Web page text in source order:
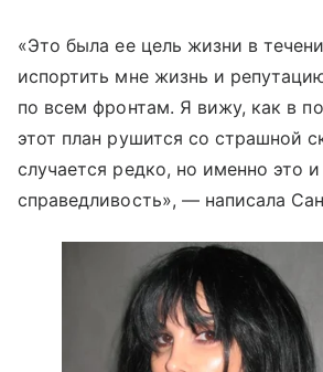
«Это была ее цель жизни в
испортить мне жизнь и
по всем фронтам. Я вижу, как в
этот план рушится со страшной
случается редко, но именно это
справедливость», — написала